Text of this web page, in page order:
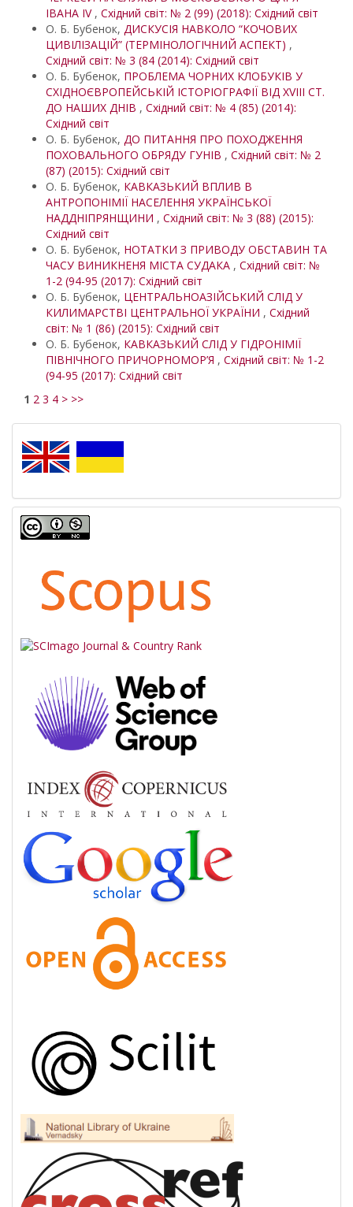
ІВАНА IV , Східний світ: № 2 (99) (2018): Східний світ
О. Б. Бубенок, ДИСКУСІЯ НАВКОЛО “КОЧОВИХ
ЦИВІЛІЗАЦІЙ” (ТЕРМІНОЛОГІЧНИЙ АСПЕКТ) ,
Східний світ: № 3 (84 (2014): Східний світ
О. Б. Бубенок, ПРОБЛЕМА ЧОРНИХ КЛОБУКІВ У
СХІДНОЄВРОПЕЙСЬКІЙ ІСТОРІОГРАФІЇ ВІД XVIII СТ.
ДО НАШИХ ДНІВ , Східний світ: № 4 (85) (2014):
Східний світ
О. Б. Бубенок, ДО ПИТАННЯ ПРО ПОХОДЖЕННЯ
ПОХОВАЛЬНОГО ОБРЯДУ ГУНІВ , Східний світ: № 2
(87) (2015): Східний світ
О. Б. Бубенок, КАВКАЗЬКИЙ ВПЛИВ В
АНТРОПОНІМІЇ НАСЕЛЕННЯ УКРАЇНСЬКОЇ
НАДДНІПРЯНЩИНИ , Східний світ: № 3 (88) (2015):
Східний світ
О. Б. Бубенок, НОТАТКИ З ПРИВОДУ ОБСТАВИН ТА
ЧАСУ ВИНИКНЕНЯ МІСТА СУДАКА , Східний світ: №
1-2 (94-95 (2017): Східний світ
О. Б. Бубенок, ЦЕНТРАЛЬНОАЗІЙСЬКИЙ СЛІД У
КИЛИМАРСТВІ ЦЕНТРАЛЬНОЇ УКРАЇНИ , Східний
світ: № 1 (86) (2015): Східний світ
О. Б. Бубенок, КАВКАЗЬКИЙ СЛІД У ГІДРОНІМІЇ
ПІВНІЧНОГО ПРИЧОРНОМОР’Я , Східний світ: № 1-2
(94-95 (2017): Східний світ
1 2 3 4 > >>